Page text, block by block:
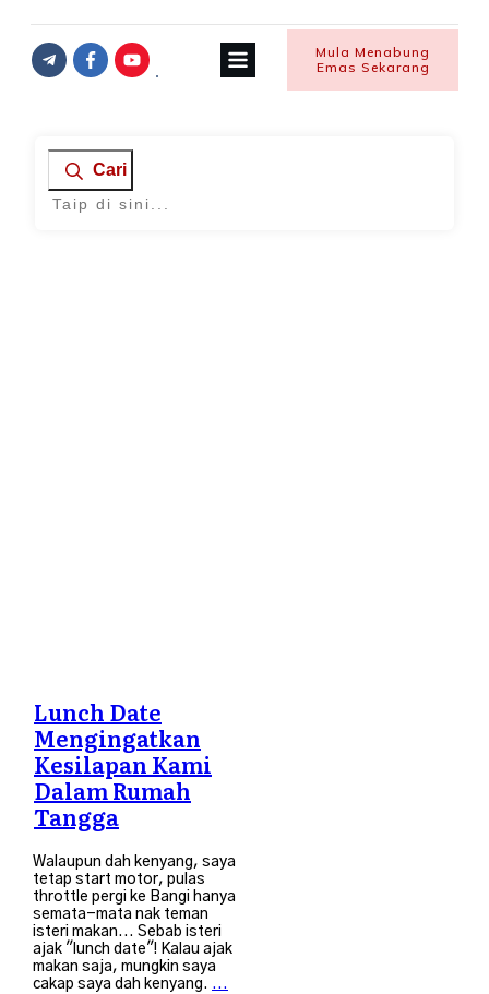
Mula Menabung
Emas Sekarang
Cari
Lunch Date
Mengingatkan
Kesilapan Kami
Dalam Rumah
Tangga
Walaupun dah kenyang, saya
tetap start motor, pulas
throttle pergi ke Bangi hanya
semata-mata nak teman
isteri makan... Sebab isteri
ajak "lunch date"! Kalau ajak
makan saja, mungkin saya
cakap saya dah kenyang. ...